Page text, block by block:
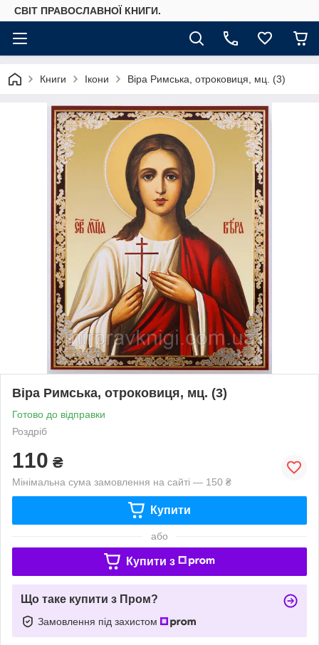
СВІТ ПРАВОСЛАВНОЇ КНИГИ.
Книги Ікони Віра Римська, отроковиця, мц. (3)
Віра Римська, отроковиця, мц. (3)
Готово до відправки
Роздріб
110 ₴
Мінімальна сума замовлення на сайті — 150 ₴
Купити
або
Купити з
Що таке купити з Пром?
Замовлення під захистом